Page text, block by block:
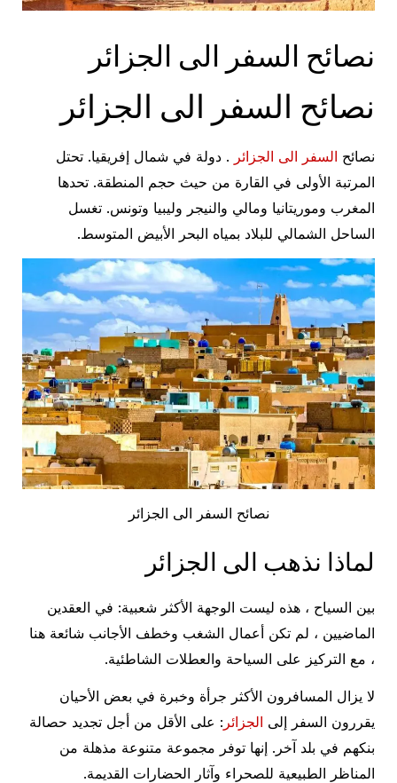
نصائح السفر الى الجزائر
نصائح السفر الى الجزائر
نصائح السفر الى الجزائر . دولة في شمال إفريقيا. تحتل
المرتبة الأولى في القارة من حيث حجم المنطقة. تحدها
المغرب وموريتانيا ومالي والنيجر وليبيا وتونس. تغسل
الساحل الشمالي للبلاد بمياه البحر الأبيض المتوسط.
نصائح السفر الى الجزائر
لماذا نذهب الى الجزائر
بين السياح ، هذه ليست الوجهة الأكثر شعبية: في العقدين
الماضيين ، لم تكن أعمال الشغب وخطف الأجانب شائعة هنا
، مع التركيز على السياحة والعطلات الشاطئية.
لا يزال المسافرون الأكثر جرأة وخبرة في بعض الأحيان
يقررون السفر إلى الجزائر : على الأقل من أجل تجديد حصالة
بنكهم في بلد آخر. إنها توفر مجموعة متنوعة مذهلة من
المناظر الطبيعية للصحراء وآثار الحضارات القديمة.